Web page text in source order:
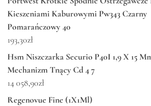
Kieszeniami Kaburowymi Pw343 Czarny
Pomarańczowy 40
193,30zł
Hsm Niszczarka Securio P40I 1,9 X 15
Mechanizm Tnący Cd 4 7
14 058,90zł
Regenovue Fine (1X1Ml)